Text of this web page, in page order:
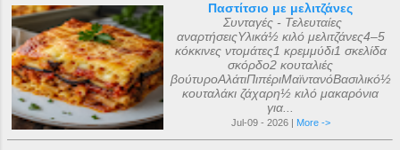
Παστίτσιο με μελιτζάνες
Συνταγές - Τελευταίες
αναρτήσειςΥλικά½ κιλό μελιτζάνες4–5
κόκκινες ντομάτες1 κρεμμύδι1 σκελίδα
σκόρδο2 κουταλιές
βούτυροΑλάτιΠιπέριΜαϊντανόΒασιλικό½
κουταλάκι ζάχαρη½ κιλό μακαρόνια
για...
Jul-09 - 2026 | More ->